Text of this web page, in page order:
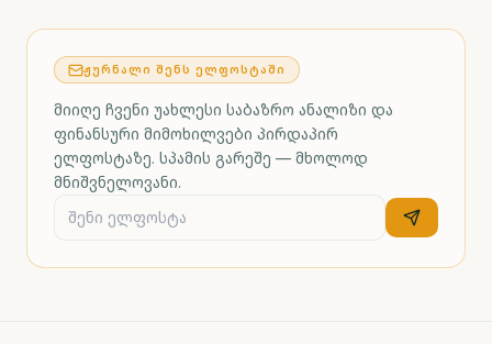
ᲟᲣᲠᲜᲐᲚᲘ ᲨᲔᲜᲡ ᲔᲚᲤᲝᲡᲢᲐᲨᲘ
მიიღე ჩვენი უახლესი საბაზრო ანალიზი და
ფინანსური მიმოხილვები პირდაპირ
ელფოსტაზე. სპამის გარეშე — მხოლოდ
მნიშვნელოვანი.